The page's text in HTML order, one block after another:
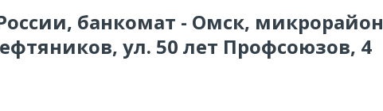
банкомат - Омск, микрорайон
ул. 50 лет Профсоюзов, 4